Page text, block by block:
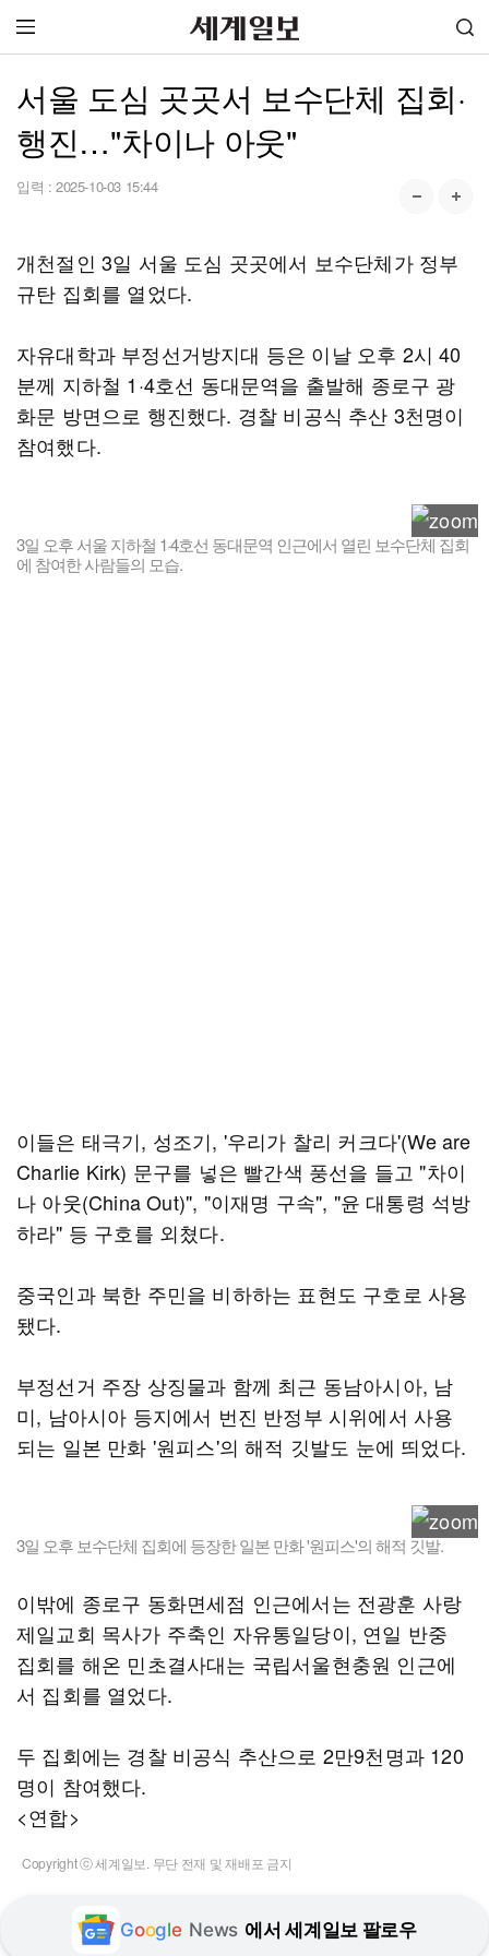
서울 도심 곳곳서 보수단체 집회·
행진…"차이나 아웃"
입력 : 2025-10-03 15:44
개천절인 3일 서울 도심 곳곳에서 보수단체가 정부
규탄 집회를 열었다.
자유대학과 부정선거방지대 등은 이날 오후 2시 40
분께 지하철 1·4호선 동대문역을 출발해 종로구 광
화문 방면으로 행진했다. 경찰 비공식 추산 3천명이
참여했다.
3일 오후 서울 지하철 1·4호선 동대문역 인근에서 열린 보수단체 집회
에 참여한 사람들의 모습.
이들은 태극기, 성조기, '우리가 찰리 커크다'(We are
Charlie Kirk) 문구를 넣은 빨간색 풍선을 들고 "차이
나 아웃(China Out)", "이재명 구속", "윤 대통령 석방
하라" 등 구호를 외쳤다.
중국인과 북한 주민을 비하하는 표현도 구호로 사용
됐다.
부정선거 주장 상징물과 함께 최근 동남아시아, 남
미, 남아시아 등지에서 번진 반정부 시위에서 사용
되는 일본 만화 '원피스'의 해적 깃발도 눈에 띄었다.
3일 오후 보수단체 집회에 등장한 일본 만화 '원피스'의 해적 깃발.
이밖에 종로구 동화면세점 인근에서는 전광훈 사랑
제일교회 목사가 주축인 자유통일당이, 연일 반중
집회를 해온 민초결사대는 국립서울현충원 인근에
서 집회를 열었다.
두 집회에는 경찰 비공식 추산으로 2만9천명과 120
명이 참여했다.
<연합>
Copyright ⓒ 세계일보. 무단 전재 및 재배포 금지
Google News 에서 세계일보 팔로우